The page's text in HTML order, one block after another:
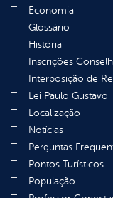
Economia
Glossário
História
Inscrições
Interposição de
Lei Paulo Gustavo
Localização
Notícias
Perguntas
Pontos Turísticos
População